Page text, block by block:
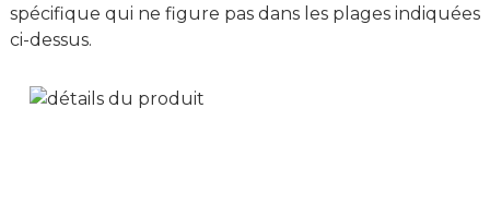
spécifique qui ne figure pas dans les plages indiquées
ci-dessus.